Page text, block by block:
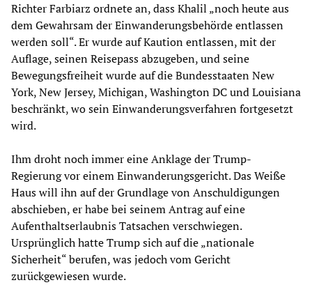
Richter Farbiarz ordnete an, dass Khalil „noch heute aus
dem Gewahrsam der Einwanderungsbehörde entlassen
werden soll“. Er wurde auf Kaution entlassen, mit der
Auflage, seinen Reisepass abzugeben, und seine
Bewegungsfreiheit wurde auf die Bundesstaaten New
York, New Jersey, Michigan, Washington DC und Louisiana
beschränkt, wo sein Einwanderungsverfahren fortgesetzt
wird.
Ihm droht noch immer eine Anklage der Trump-
Regierung vor einem Einwanderungsgericht. Das Weiße
Haus will ihn auf der Grundlage von Anschuldigungen
abschieben, er habe bei seinem Antrag auf eine
Aufenthaltserlaubnis Tatsachen verschwiegen.
Ursprünglich hatte Trump sich auf die „nationale
Sicherheit“ berufen, was jedoch vom Gericht
zurückgewiesen wurde.